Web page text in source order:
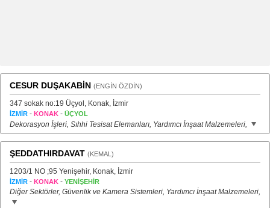
CESUR DUŞAKABİN (ENGİN ÖZDİN)
347 sokak no:19 Üçyol, Konak, İzmir
İZMİR - KONAK - ÜÇYOL
Dekorasyon İşleri, Sıhhi Tesisat Elemanları, Yardımcı İnşaat Malzemeleri,
ŞEDDATHIRDAVAT (KEMAL)
1203/1 NO ;95 Yenişehir, Konak, İzmir
İZMİR - KONAK - YENİŞEHİR
Diğer Sektörler, Güvenlik ve Kamera Sistemleri, Yardımcı İnşaat Malzemeleri,